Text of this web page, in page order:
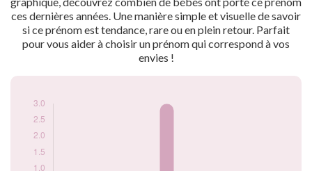
ces dernières années. Une manière simple et visuelle de savoir
si ce prénom est tendance, rare ou en plein retour. Parfait
pour vous aider à choisir un prénom qui correspond à vos
envies !
année